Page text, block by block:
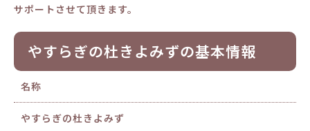
サポートさせて頂きます。
やすらぎの杜きよみずの基本情報
名称
やすらぎの杜きよみず